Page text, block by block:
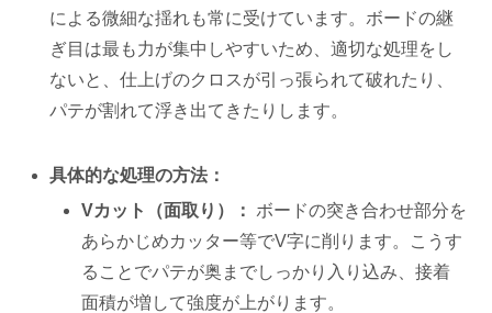
による微細な揺れも常に受けています。ボードの継
ぎ目は最も力が集中しやすいため、適切な処理をし
ないと、仕上げのクロスが引っ張られて破れたり、
パテが割れて浮き出てきたりします。
具体的な処理の方法：
Vカット（面取り）：
ボードの突き合わせ部分を
あらかじめカッター等でV字に削ります。こうす
ることでパテが奥までしっかり入り込み、接着
面積が増して強度が上がります。